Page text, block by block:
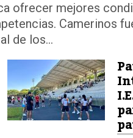
ofrecer mejores
Camerinos
de los...